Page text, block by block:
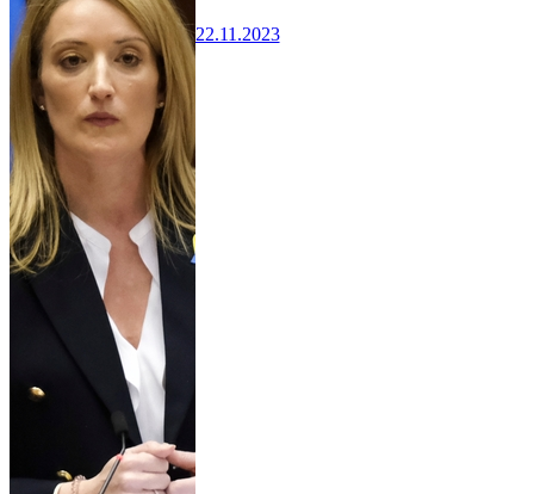
22.11.2023